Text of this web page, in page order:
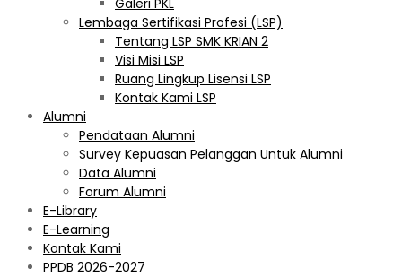
Galeri PKL
Lembaga Sertifikasi Profesi (LSP)
Tentang LSP SMK KRIAN 2
Visi Misi LSP
Ruang Lingkup Lisensi LSP
Kontak Kami LSP
Alumni
Pendataan Alumni
Survey Kepuasan Pelanggan Untuk Alumni
Data Alumni
Forum Alumni
E-Library
E-Learning
Kontak Kami
PPDB 2026-2027